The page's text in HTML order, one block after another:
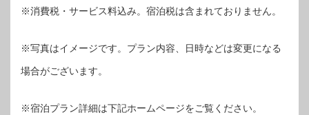
※消費税・サービス料込み。宿泊税は含まれておりません。
※写真はイメージです。プラン内容、日時などは変更になる
場合がございます。
※宿泊プラン詳細は下記ホームページをご覧ください。